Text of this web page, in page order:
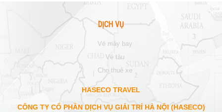
DỊCH VỤ
vé máy bay
vé tàu
cho thuê xe
HASECO TRAVEL
CÔNG TY CỔ PHẦN DỊCH VỤ GIẢI TRÍ HÀ NỘI (HASECO)